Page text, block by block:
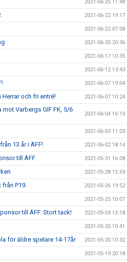
2021-06-25 11:48
2021-06-22 19:17
2021-06-22 07:08
2021-06-20 20:36
2021-06-17 10:35
2021-06-12 13:43
2021-06-07 19:04
och fri entré! 2021-06-07 10:24
Varbergs GIF FK, 5/6
2021-06-04 16:10
2021-06-03 11:03
13 år i ÄFF! 2021-06-02 18:14
till ÄFF 2021-05-31 16:08
2021-05-28 15:59
P19. 2021-05-26 19:52
2021-05-25 10:07
till ÄFF. Stort tack! 2021-05-24 15:18
2021-05-20 10:41
för äldre spelare 14-17år 2021-05-20 10:32
2021-05-19 20:18